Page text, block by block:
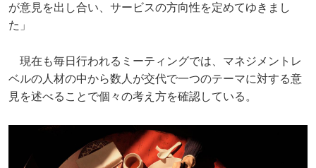
が意見を出し合い、サービスの方向性を定めてゆきまし
た」
現在も毎日行われるミーティングでは、マネジメントレ
ベルの人材の中から数人が交代で一つのテーマに対する意
見を述べることで個々の考え方を確認している。